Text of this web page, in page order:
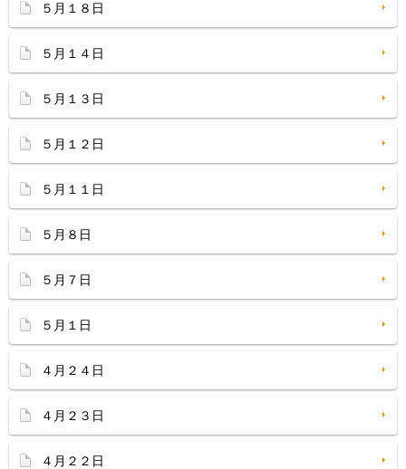
５月１８日
５月１４日
５月１３日
５月１２日
５月１１日
５月８日
５月７日
５月１日
４月２４日
４月２３日
４月２２日